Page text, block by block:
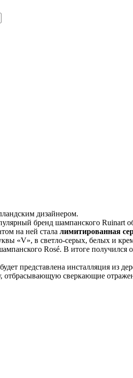
дизайнером.
бренд шампанского Ruinart
на ней стала лимитированная
«V», в светло-серых, белых и
Rosé. В итоге получился
представлена инсталляция из
отбрасывающую сверкающие